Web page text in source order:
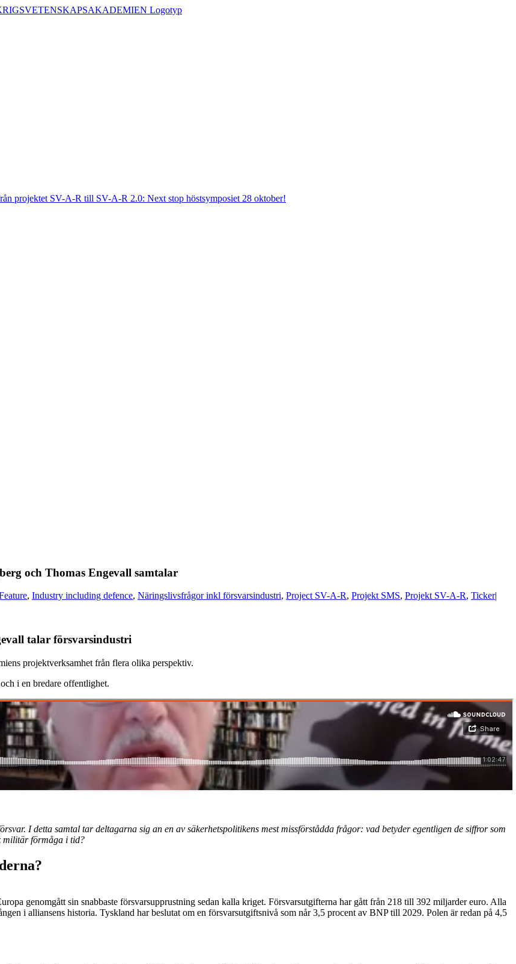
projektet SV-A-R till SV-A-R 2.0: Next stop höstsymposiet 28 oktober!
och Thomas Engevall samtalar
, Industry including defence, Näringslivsfrågor inkl försvarsindustri, Project SV-A-R, Projekt SMS, Projekt SV-A-R, Ticker|
talar försvarsindustri
projektverksamhet från flera olika perspektiv.
i en bredare offentlighet.
I detta samtal tar deltagarna sig an en av säkerhetspolitikens mest missförstådda frågor: vad betyder egentligen de siffror som
militär förmåga i tid?
genomgått sin snabbaste försvarsupprustning sedan kalla kriget. Försvarsutgifterna har gått från 218 till 392 miljarder euro. Alla
i alliansens historia. Tyskland har beslutat om en försvarsutgiftsnivå som når 3,5 procent av BNP till 2029. Polen är redan på 4,5